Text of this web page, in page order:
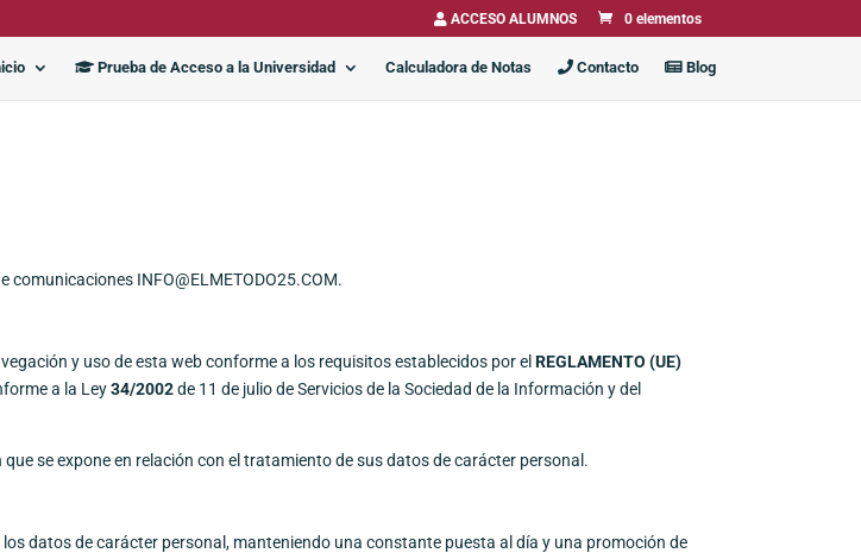
ACCESO ALUMNOS 0 elementos
Prueba de Acceso a la Universidad Calculadora de Notas Contacto Blog
comunicaciones INFO@ELMETODO25.COM.
y uso de esta web conforme a los requisitos establecidos por elREGLAMENTO (UE)
a la Ley34/2002de 11 de julio de Servicios de la Sociedad de la Información y del
se expone en relación con el tratamiento de sus datos de carácter personal.
datos de carácter personal, manteniendo una constante puesta al día y una promoción de